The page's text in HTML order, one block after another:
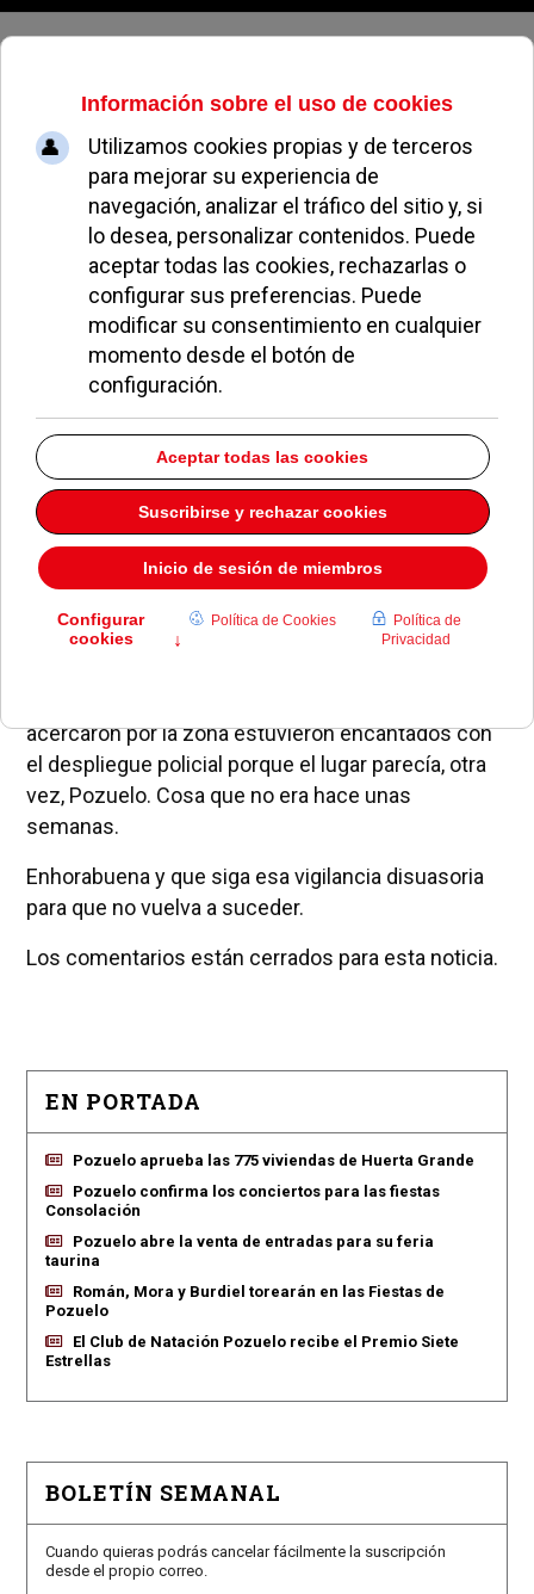
Viernes, 07 de agosto de 2026
Eficacia policial
EL AVISPA EL AVISPERO DE POZUELO 29 OCTUBRE 2012
Por su rapidez a la hora de actuar en la zona de
Kinepolis. Ha bastado una insinuación en este
avispero para que, el pasado fin de semana, la
policía nacional haya realizado un importante
despliegue en la zona de ocio cercana a los
famosos cines que, según me cuentan, ha
terminado con los conatos o con la implantación
que había en ella del tráfico de sustancias
prohibidas.
acercaron por la zona estuvieron encantados con
el despliegue policial porque el lugar parecía, otra
vez, Pozuelo. Cosa que no era hace unas
semanas.
Enhorabuena y que siga esa vigilancia disuasoria
para que no vuelva a suceder.
Los comentarios están cerrados para esta noticia.
EN PORTADA
Pozuelo aprueba las 775 viviendas de Huerta Grande
Pozuelo confirma los conciertos para las fiestas
Consolación
Pozuelo abre la venta de entradas para su feria
taurina
Román, Mora y Burdiel torearán en las Fiestas de
Pozuelo
El Club de Natación Pozuelo recibe el Premio Siete
Estrellas
BOLETÍN SEMANAL
Cuando quieras podrás cancelar fácilmente la suscripción
desde el propio correo.